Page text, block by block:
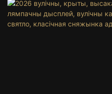
алені і калядныя ёлкі.
падсветкай, яны ідэальна